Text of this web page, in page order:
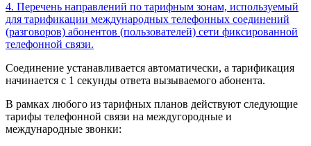
4. Перечень направлений по тарифным зонам, используемый
для тарификации международных телефонных соединений
(разговоров) абонентов (пользователей) сети фиксированной
телефонной связи.
Соединение устанавливается автоматически, а тарификация
начинается с 1 секунды ответа вызываемого абонента.
В рамках любого из тарифных планов действуют следующие
тарифы телефонной связи на междугородные и
международные звонки: